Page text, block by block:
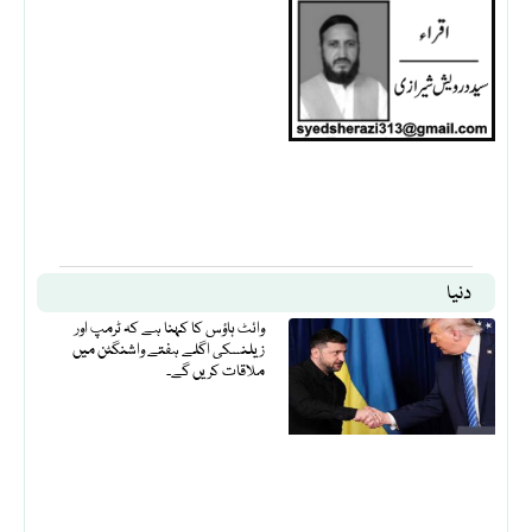
دنیا
وائٹ ہاؤس کا کہنا ہے کہ ٹرمپ اور
زیلنسکی اگلے ہفتے واشنگٹن میں
ملاقات کریں گے۔